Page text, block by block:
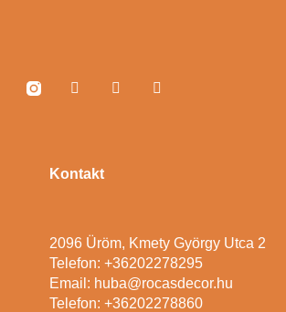
Kontakt
2096 Üröm, Kmety György Utca 2
Telefon: +36202278295
Email: huba@rocasdecor.hu
Telefon: +36202278860